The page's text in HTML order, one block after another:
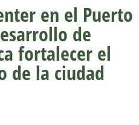
en el Puerto
de
fortalecer el
de la ciudad